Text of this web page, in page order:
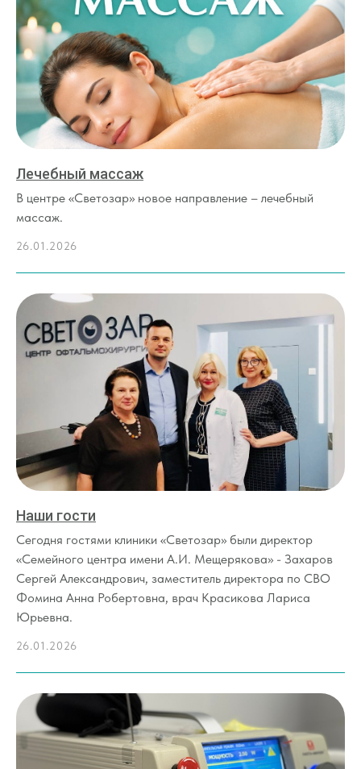
Лечебный массаж
В центре «Светозар» новое направление – лечебный
массаж.
26.01.2026
Наши гости
Сегодня гостями клиники «Светозар» были директор
«Семейного центра имени А.И. Мещерякова» - Захаров
Сергей Александрович, заместитель директора по СВО
Фомина Анна Робертовна, врач Красикова Лариса
Юрьевна.
26.01.2026